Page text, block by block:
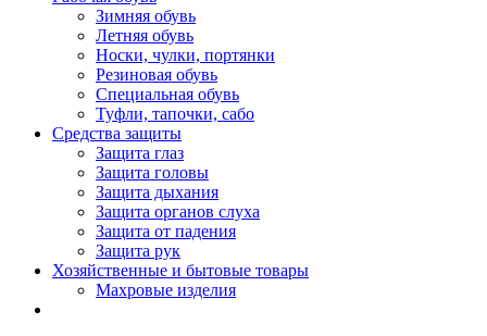
Зимняя обувь
Летняя обувь
Носки, чулки, портянки
Резиновая обувь
Специальная обувь
Туфли, тапочки, сабо
Средства защиты
Защита глаз
Защита головы
Защита дыхания
Защита органов слуха
Защита от падения
Защита рук
Хозяйственные и бытовые товары
Махровые изделия